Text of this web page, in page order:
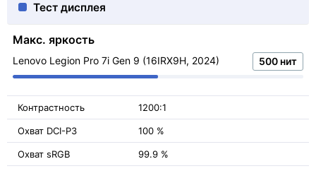
Тест дисплея
Макс. яркость
Lenovo Legion Pro 7i Gen 9 (16IRX9H, 2024) 500 нит
Контрастность 1200:1
Охват DCI-P3 100 %
Охват sRGB 99.9 %